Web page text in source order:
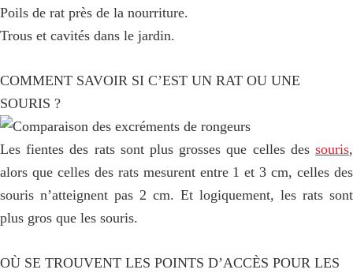
Poils de rat près de la nourriture.
Trous et cavités dans le jardin.
COMMENT SAVOIR SI C’EST UN RAT OU UNE
SOURIS ?
Les fientes des rats sont plus grosses que celles des souris,
alors que celles des rats mesurent entre 1 et 3 cm, celles des
souris n’atteignent pas 2 cm. Et logiquement, les rats sont
plus gros que les souris.
OÙ SE TROUVENT LES POINTS D’ACCÈS POUR LES